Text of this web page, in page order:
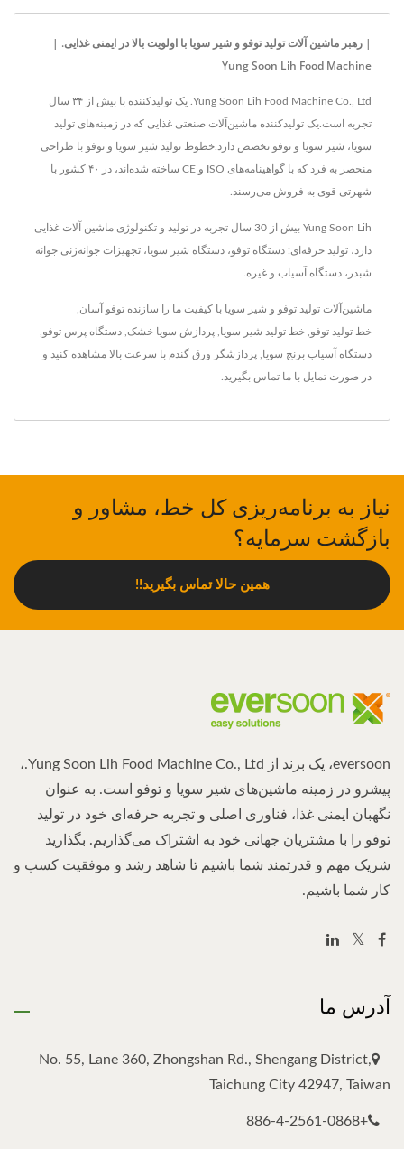
| رهبر ماشین آلات تولید توفو و شیر سویا با اولویت بالا در ایمنی غذایی. |
Yung Soon Lih Food Machine
Yung Soon Lih Food Machine Co., Ltd. یک تولیدکننده با بیش از ۳۴ سال
تجربه است.یک تولیدکننده ماشین‌آلات صنعتی غذایی که در زمینه‌های تولید
سویا، شیر سویا و توفو تخصص دارد.خطوط تولید شیر سویا و توفو با طراحی
منحصر به فرد که با گواهینامه‌های ISO و CE ساخته شده‌اند، در ۴۰ کشور با
شهرتی قوی به فروش می‌رسند.
Yung Soon Lih بیش از 30 سال تجربه در تولید و تکنولوژی ماشین آلات غذایی
دارد، تولید حرفه‌ای: دستگاه توفو، دستگاه شیر سویا، تجهیزات جوانه‌زنی جوانه
شبدر، دستگاه آسیاب و غیره.
ماشین‌آلات تولید توفو و شیر سویا با کیفیت ما را سازنده توفو آسان
خط تولید توفو خط تولید شیر سویا پردازش سویا خشک دستگاه پرس توفو
دستگاه آسیاب برنج سویا پردازشگر ورق گندم با سرعت بالا مشاهده کنید و
در صورت تمایل با ما تماس بگیرید
نیاز به برنامه‌ریزی کل خط، مشاور و
بازگشت سرمایه؟
همین حالا تماس بگیرید!!
eversoon، یک برند از Yung Soon Lih Food Machine Co., Ltd.،
پیشرو در زمینه ماشین‌های شیر سویا و توفو است. به عنوان
نگهبان ایمنی غذا، فناوری اصلی و تجربه حرفه‌ای خود در تولید
توفو را با مشتریان جهانی خود به اشتراک می‌گذاریم. بگذارید
شریک مهم و قدرتمند شما باشیم تا شاهد رشد و موفقیت کسب و
کار شما باشیم.
آدرس ما
No. 55, Lane 360, Zhongshan Rd., Shengang District,
Taichung City 42947, Taiwan
+886-4-2561-0868